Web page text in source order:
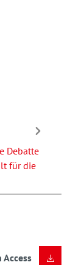
Debatte
für die
Access